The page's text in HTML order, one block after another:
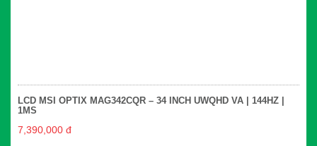
LCD MSI OPTIX MAG342CQR – 34 INCH UWQHD VA | 144HZ |
1MS
7,390,000 đ